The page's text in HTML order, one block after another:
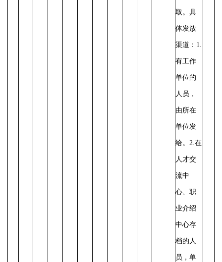
取。具
体发放
渠道： 1.
有工作
单位的
人员，
由所在
单位发
给。 2.在
人才交
流中
心、职
业介绍
中心存
档的人
员，单